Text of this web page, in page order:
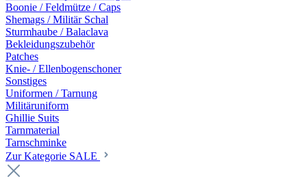
Boonie / Feldmütze / Caps
Shemags / Militär Schal
Sturmhaube / Balaclava
Bekleidungszubehör
Patches
Knie- / Ellenbogenschoner
Sonstiges
Uniformen / Tarnung
Militäruniform
Ghillie Suits
Tarnmaterial
Tarnschminke
Zur Kategorie SALE